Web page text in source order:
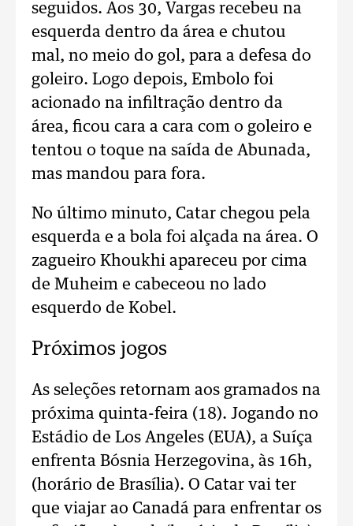
seguidos. Aos 30, Vargas recebeu na
esquerda dentro da área e chutou
mal, no meio do gol, para a defesa do
goleiro. Logo depois, Embolo foi
acionado na infiltração dentro da
área, ficou cara a cara com o goleiro e
tentou o toque na saída de Abunada,
mas mandou para fora.
No último minuto, Catar chegou pela
esquerda e a bola foi alçada na área. O
zagueiro Khoukhi apareceu por cima
de Muheim e cabeceou no lado
esquerdo de Kobel.
Próximos jogos
As seleções retornam aos gramados na
próxima quinta-feira (18). Jogando no
Estádio de Los Angeles (EUA), a Suíça
enfrenta Bósnia Herzegovina, às 16h,
(horário de Brasília). O Catar vai ter
que viajar ao Canadá para enfrentar os